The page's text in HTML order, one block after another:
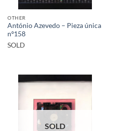
OTHER
António Azevedo – Pieza única
nº158
SOLD
SOLD